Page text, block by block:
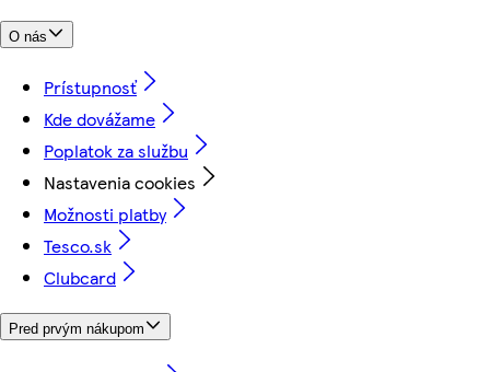
O nás
Prístupnosť
Kde dovážame
Poplatok za službu
Nastavenia cookies
Možnosti platby
Tesco.sk
Clubcard
Pred prvým nákupom